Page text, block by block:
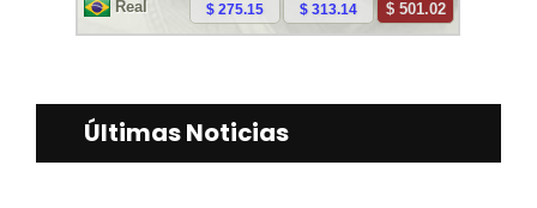
Últimas Noticias